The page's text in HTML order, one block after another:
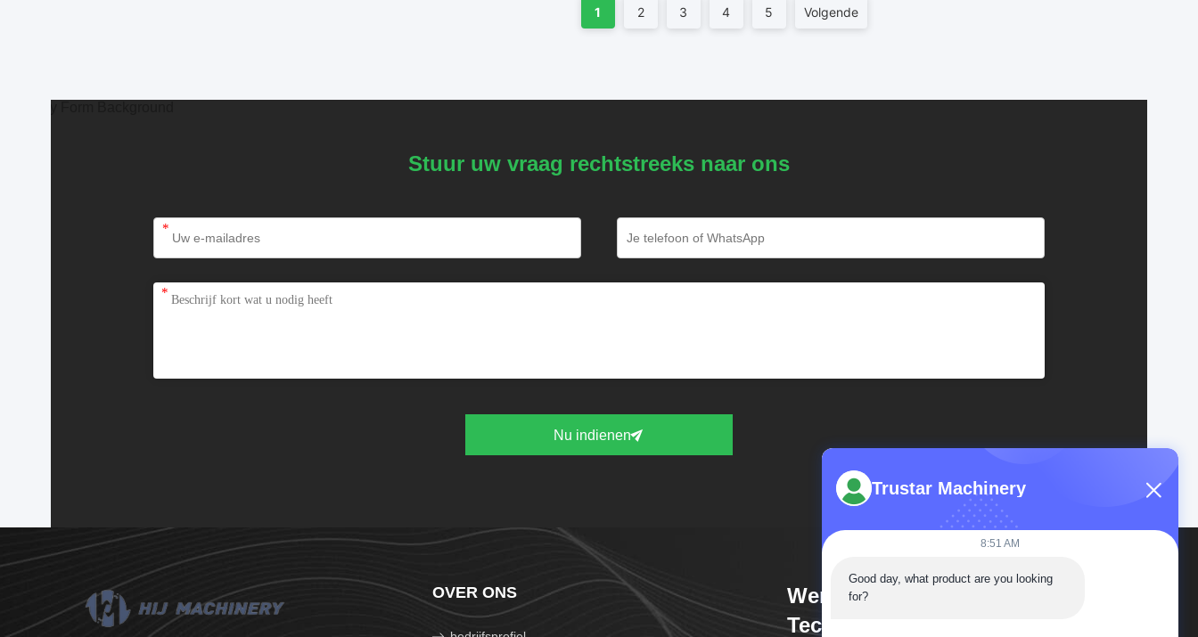
1 2 3 4 5 Volgende
Stuur uw vraag rechtstreeks naar ons
Nu indienen
OVER ONS
Wenzhou Trustar Machinery
Technology Co.,Ltd
Trustar Machinery
8:51 AM
Good day, what product are you looking
for?